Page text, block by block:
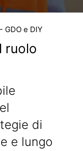
GDO e DIY
ruolo
di
e lungo